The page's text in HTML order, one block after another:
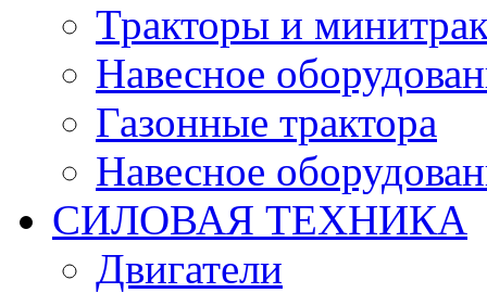
Тракторы и
Навесное
Газонные трактора
Навесное
СИЛОВАЯ ТЕХНИКА
Двигатели